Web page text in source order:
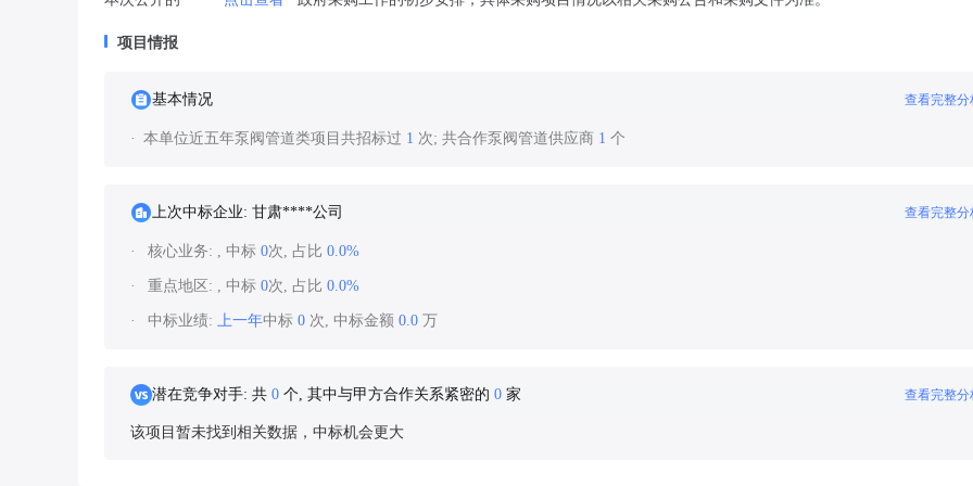
项目情报
基本情况 查看完整分
本单位近五年泵阀管道类项目共招标过 1 次; 共合作泵阀管道供应商 1 个
上次中标企业: 甘肃****公司 查看完整分
核心业务: , 中标 0次, 占比 0.0%
重点地区: , 中标 0次, 占比 0.0%
中标业绩: 上一年中标 0 次, 中标金额 0.0 万
潜在竞争对手: 共 0 个, 其中与甲方合作关系紧密的 0 家 查看完整分
该项目暂未找到相关数据，中标机会更大